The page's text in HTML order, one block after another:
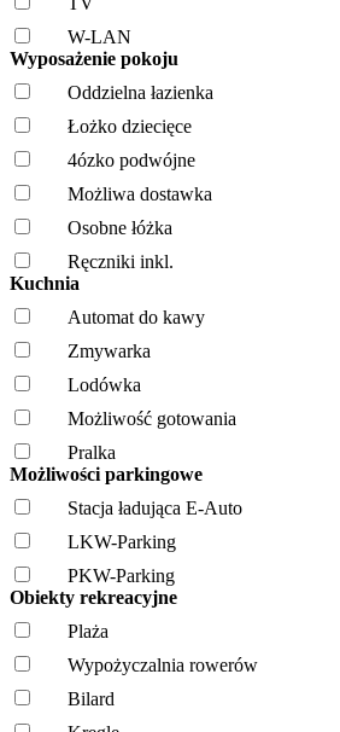
W-LAN
Wyposażenie pokoju
Oddzielna łazienka
Łożko dziecięce
4ózko podwójne
Możliwa dostawka
Osobne łóżka
Ręczniki inkl.
Kuchnia
Automat do kawy
Zmywarka
Lodówka
Możliwość gotowania
Pralka
Możliwości parkingowe
Stacja ładująca E-Auto
LKW-Parking
PKW-Parking
Obiekty rekreacyjne
Plaża
Wypożyczalnia rowerów
Bilard